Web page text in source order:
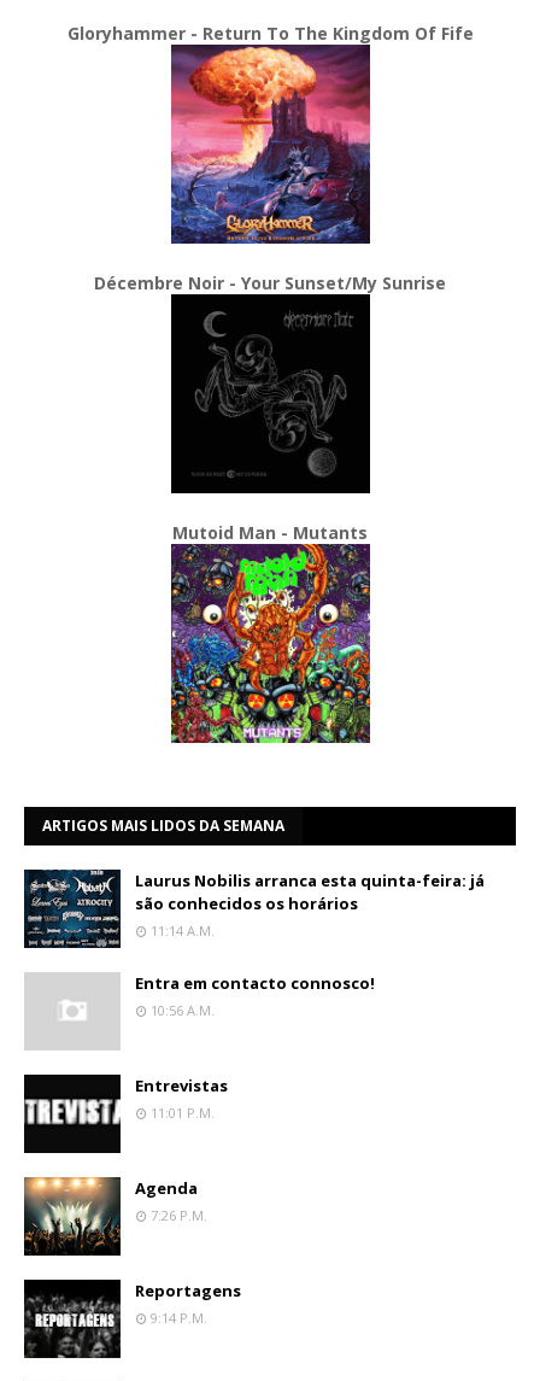
Gloryhammer - Return To The Kingdom Of Fife
Décembre Noir - Your Sunset/My Sunrise
Mutoid Man - Mutants
ARTIGOS MAIS LIDOS DA SEMANA
Laurus Nobilis arranca esta quinta-feira: já
são conhecidos os horários
11:14 A.m.
Entra em contacto connosco!
10:56 A.m.
Entrevistas
11:01 P.m.
Agenda
7:26 P.m.
Reportagens
9:14 P.m.